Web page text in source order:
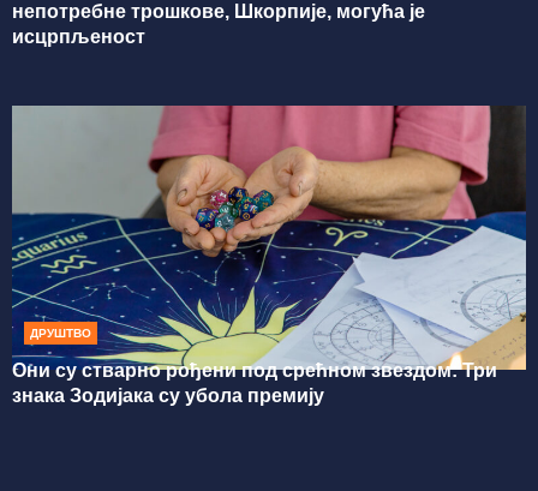
непотребне трошкове, Шкорпије, могућа је
исцрпљеност
ДРУШТВО
Они су стварно рођени под срећном звездом: Три
знака Зодијака су убола премију